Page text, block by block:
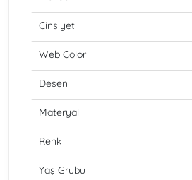
Cinsiyet
Web Color
Desen
Materyal
Renk
Yaş Grubu